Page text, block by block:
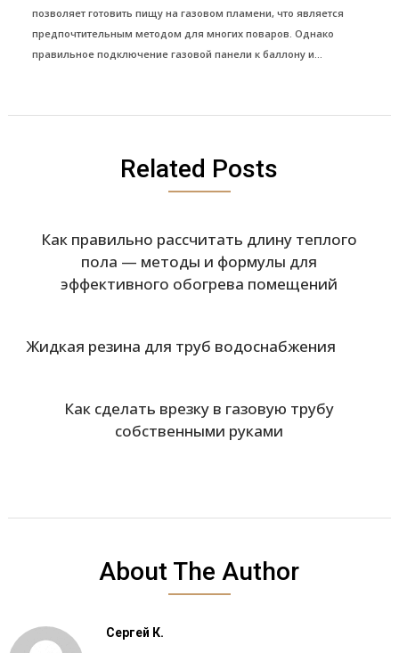
позволяет готовить пищу на газовом пламени, что является
предпочтительным методом для многих поваров. Однако
правильное подключение газовой панели к баллону и...
Related Posts
Как правильно рассчитать длину теплого
пола — методы и формулы для
эффективного обогрева помещений
Жидкая резина для труб водоснабжения
Как сделать врезку в газовую трубу
собственными руками
About The Author
Сергей К.